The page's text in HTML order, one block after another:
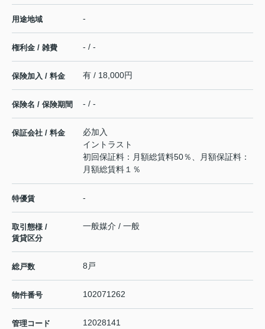
用途地域 -
権利金 / 雑費 - / -
保険加入 / 料金 有 / 18,000円
保険名 / 保険期間 - / -
保証会社 / 料金
必加入
イントラスト
初回保証料：月額総賃料50％、月額保証料：
月額総賃料１％
特優賃 -
取引態様 /
賃貸区分
一般媒介 / 一般
総戸数 8戸
物件番号 102071262
管理コード 12028141